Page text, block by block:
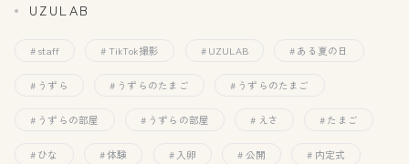
UZULAB
staff TikTok撮影 UZULAB ある夏の日
うずら うずらのたまご うずらのたまご
うずらの部屋 うずらの部屋 えさ たまご
ひな 体験 入卵 公開 内定式